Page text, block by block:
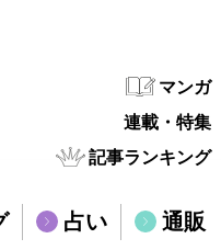
マンガ
連載・特集
記事ランキング
占い 通販